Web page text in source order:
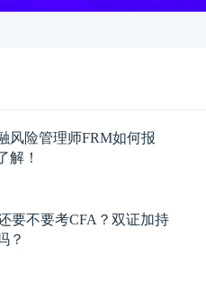
风险管理师FRM如何报
解！
要不要考CFA？双证加持
？